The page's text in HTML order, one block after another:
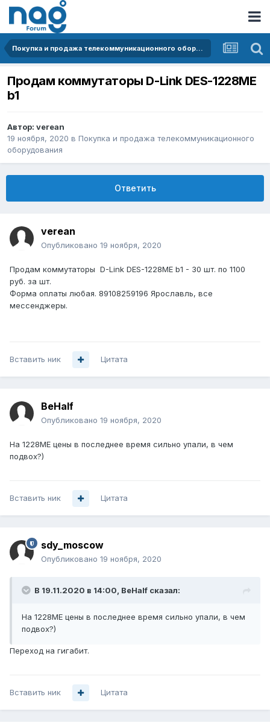
Покупка и продажа телекоммуникационного оборудования
Продам коммутаторы D-Link DES-1228ME
b1
Автор: verean
19 ноября, 2020 в Покупка и продажа телекоммуникационного
оборудования
Ответить
verean
Опубликовано 19 ноября, 2020
Продам коммутаторы D-Link DES-1228ME b1 - 30 шт. по 1100
руб. за шт.
Форма оплаты любая. 89108259196 Ярославль, все
мессенджеры.
Вставить ник Цитата
BeHalf
Опубликовано 19 ноября, 2020
На 1228МЕ цены в последнее время сильно упали, в чем
подвох?)
Вставить ник Цитата
sdy_moscow
Опубликовано 19 ноября, 2020
В 19.11.2020 в 14:00, BeHalf сказал:
На 1228МЕ цены в последнее время сильно упали, в чем
подвох?)
Переход на гигабит.
Вставить ник Цитата